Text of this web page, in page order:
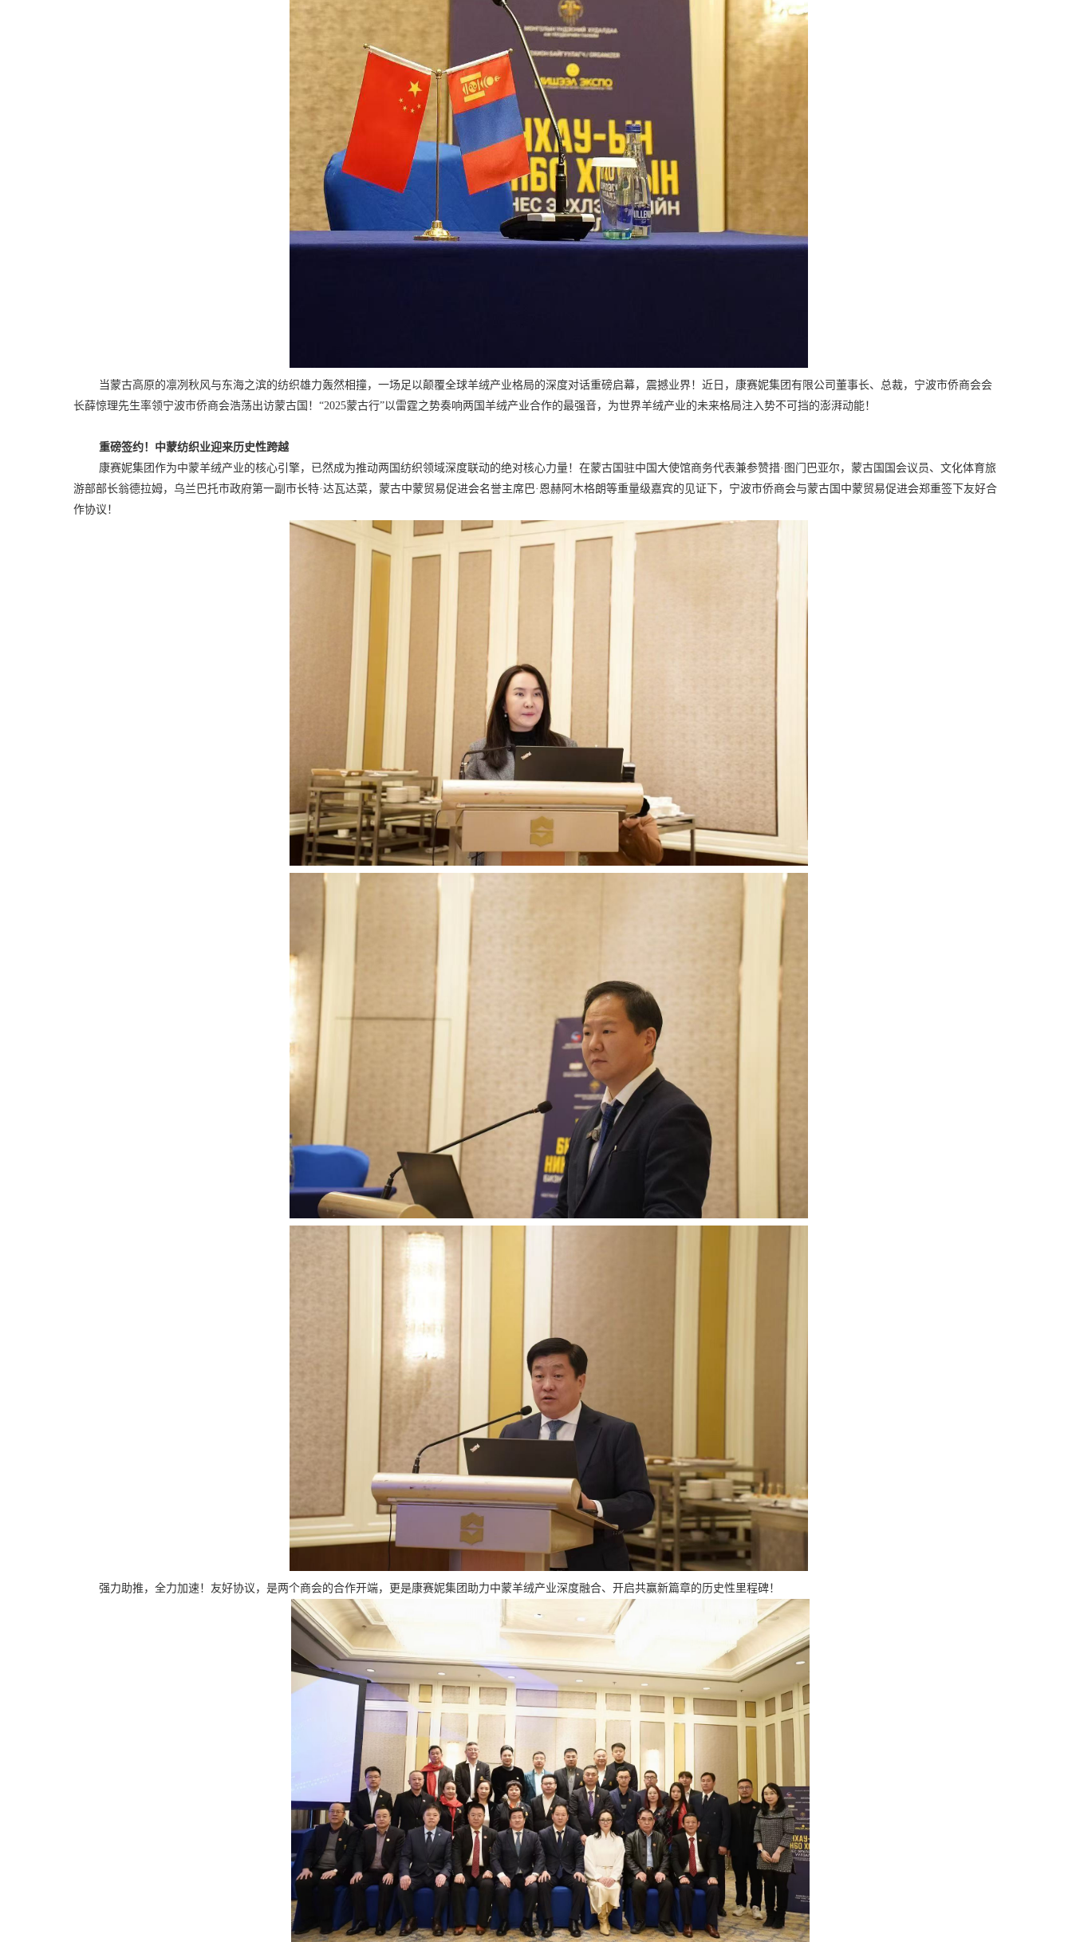
当蒙古高原的凛冽秋风与东海之滨的纺织雄力轰然相撞，一场足以颠覆全球羊绒产业格局的深度对话重磅启幕，震撼业界！近日，康赛妮集团有限公司董事长、总裁，宁波市侨商会会
长薛惊理先生率领宁波市侨商会浩荡出访蒙古国！ “2025蒙古行”以雷霆之势奏响两国羊绒产业合作的最强音，为世界羊绒产业的未来格局注入势不可挡的澎湃动能！
重磅签约！中蒙纺织业迎来历史性跨越
康赛妮集团作为中蒙羊绒产业的核心引擎，已然成为推动两国纺织领域深度联动的绝对核心力量！在蒙古国驻中国大使馆商务代表兼参赞措·图门巴亚尔，蒙古国国会议员、文化体育旅
游部部长翁德拉姆，乌兰巴托市政府第一副市长特·达瓦达菜，蒙古中蒙贸易促进会名誉主席巴·恩赫阿木格朗等重量级嘉宾的见证下，宁波市侨商会与蒙古国中蒙贸易促进会郑重签下友好合
作协议！
强力助推，全力加速！友好协议，是两个商会的合作开端，更是康赛妮集团助力中蒙羊绒产业深度融合、开启共赢新篇章的历史性里程碑！